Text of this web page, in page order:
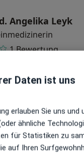
Angelika Leyk
1 Bewertung
Nursel Wolf
Renard
Daten ist uns
erlauben Sie uns und
ähnliche
für Statistiken zu
auf Ihren